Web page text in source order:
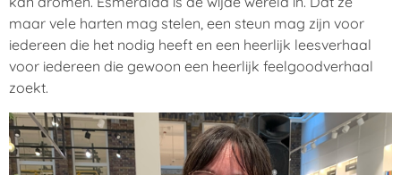
maar vele harten mag stelen, een steun mag zijn voor
iedereen die het nodig heeft en een heerlijk leesverhaal
voor iedereen die gewoon een heerlijk feelgoodverhaal
zoekt.